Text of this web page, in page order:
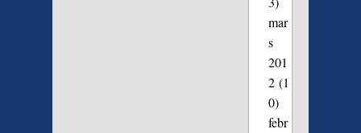
mar
s
201
2(1
0)
febr